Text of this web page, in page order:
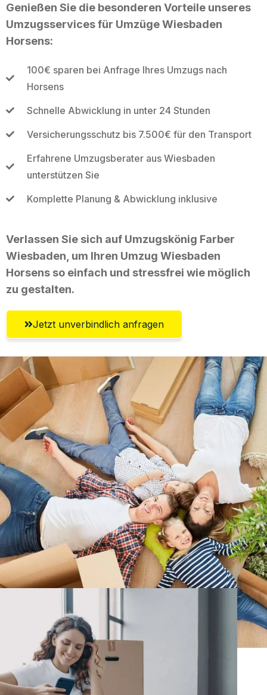
Genießen Sie die besonderen Vorteile unseres
Umzugsservices für Umzüge Wiesbaden
Horsens:
100€ sparen bei Anfrage Ihres Umzugs nach
Horsens
Schnelle Abwicklung in unter 24 Stunden
Versicherungsschutz bis 7.500€ für den Transport
Erfahrene Umzugsberater aus Wiesbaden
unterstützen Sie
Komplette Planung & Abwicklung inklusive
Verlassen Sie sich auf Umzugskönig Farber
Wiesbaden, um Ihren Umzug Wiesbaden
Horsens so einfach und stressfrei wie möglich
zu gestalten.
Jetzt unverbindlich anfragen